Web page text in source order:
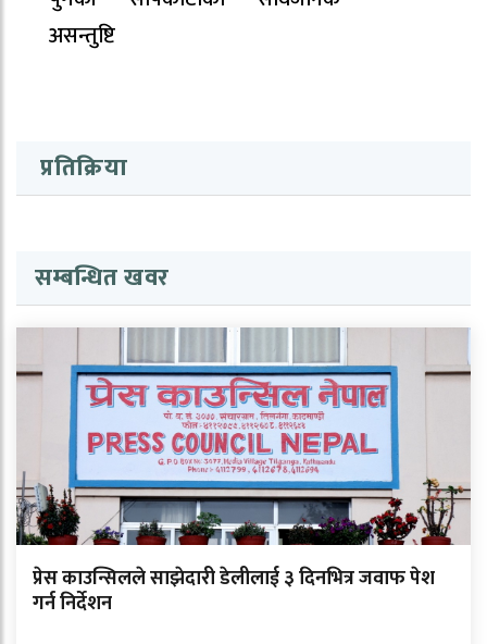
असन्तुष्टि
प्रतिक्रिया
सम्बन्धित खवर
प्रेस काउन्सिलले साझेदारी डेलीलाई ३ दिनभित्र जवाफ पेश
गर्न निर्देशन